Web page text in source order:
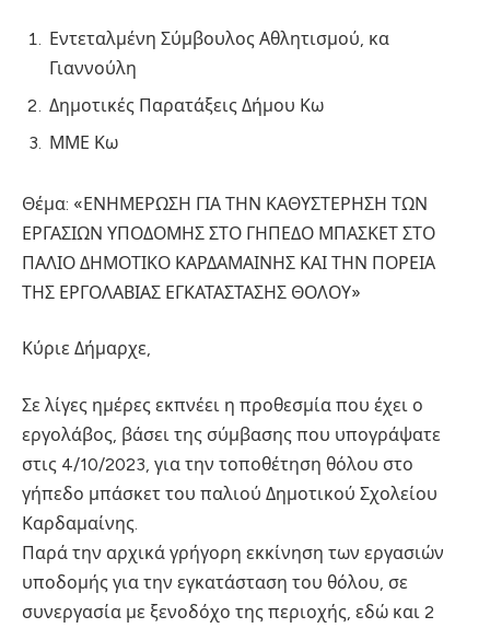
Εντεταλμένη Σύμβουλος Αθλητισμού, κα
Γιαννούλη
Δημοτικές Παρατάξεις Δήμου Κω
ΜΜΕ Κω
Θέμα: «ΕΝΗΜΕΡΩΣΗ ΓΙΑ ΤΗΝ ΚΑΘΥΣΤΕΡΗΣΗ ΤΩΝ
ΕΡΓΑΣΙΩΝ ΥΠΟΔΟΜΗΣ ΣΤΟ ΓΗΠΕΔΟ ΜΠΑΣΚΕΤ ΣΤΟ
ΠΑΛΙΟ ΔΗΜΟΤΙΚΟ ΚΑΡΔΑΜΑΙΝΗΣ ΚΑΙ ΤΗΝ ΠΟΡΕΙΑ
ΤΗΣ ΕΡΓΟΛΑΒΙΑΣ ΕΓΚΑΤΑΣΤΑΣΗΣ ΘΟΛΟΥ»
Κύριε Δήμαρχε,
Σε λίγες ημέρες εκπνέει η προθεσμία που έχει ο
εργολάβος, βάσει της σύμβασης που υπογράψατε
στις 4/10/2023, για την τοποθέτηση θόλου στο
γήπεδο μπάσκετ του παλιού Δημοτικού Σχολείου
Καρδαμαίνης.
Παρά την αρχικά γρήγορη εκκίνηση των εργασιών
υποδομής για την εγκατάσταση του θόλου, σε
συνεργασία με ξενοδόχο της περιοχής, εδώ και 2